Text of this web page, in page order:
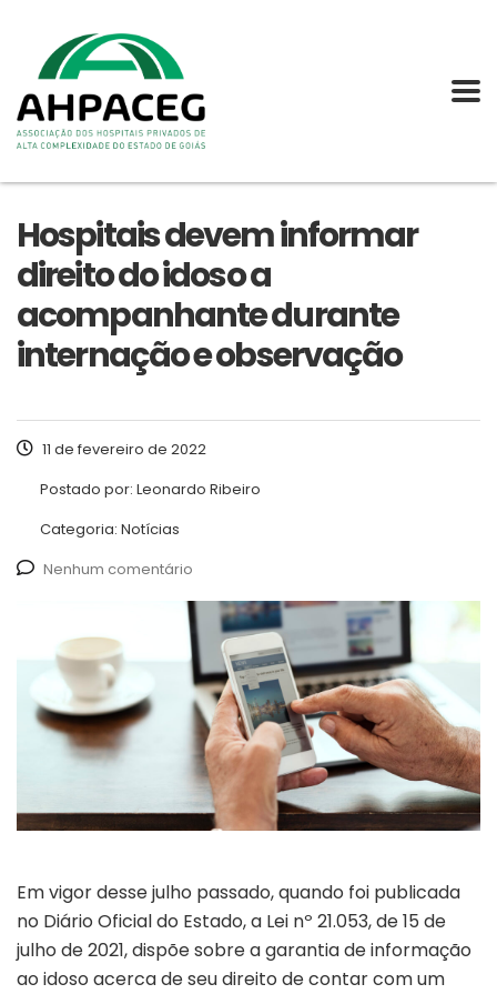
Hospitais devem informar
direito do idoso a
acompanhante durante
internação e observação
11 de fevereiro de 2022
Postado por: Leonardo Ribeiro
Categoria: Notícias
Nenhum comentário
Em vigor desse julho passado, quando foi publicada
no Diário Oficial do Estado, a Lei nº 21.053, de 15 de
julho de 2021, dispõe sobre a garantia de informação
ao idoso acerca de seu direito de contar com um